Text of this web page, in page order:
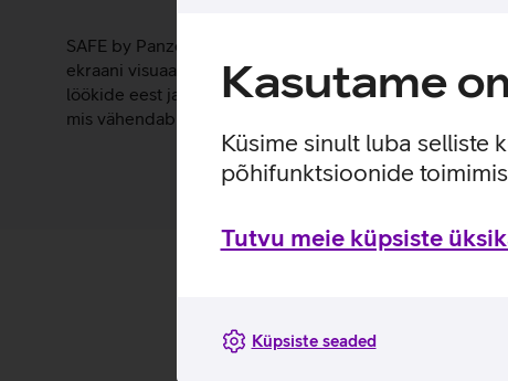
Kasutame
Küsime sinult luba selliste
põhifunktsioonide
Tutvu meie küpsiste
Küpsiste seaded
Lisainfo
SAFE by PanzerGlass kaitseklaas on loodud, et kaitsta
ekraani visuaalse kasutuskogemuse. Iga ekraanikaitse
löökide eest ja pakkudes kõrgetasemelist kaitset
mis vähendab sõrmejälgede tekkimist klaasile.